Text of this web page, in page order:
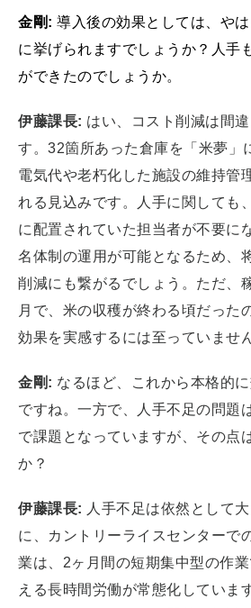
金剛: 導入後の効果としては、や
に挙げられますでしょうか？人手
ができたのでしょうか。
伊藤課長: はい、コスト削減は間
す。32箇所あった倉庫を「米夢」
電気代や老朽化した施設の維持管
れる見込みです。人手に関しても
に配置されていた担当者が不要に
名体制の運用が可能となるため、
削減にも繋がるでしょう。ただ、
月で、米の収穫が終わる頃だった
効果を実感するには至っていません
金剛: なるほど、これから本格的
ですね。一方で、人手不足の問題
で課題となっていますが、その点
か？
伊藤課長: 人手不足は依然として
に、カントリーライスセンターで
業は、2ヶ月間の短期集中型の作
える長時間労働が常態化していま